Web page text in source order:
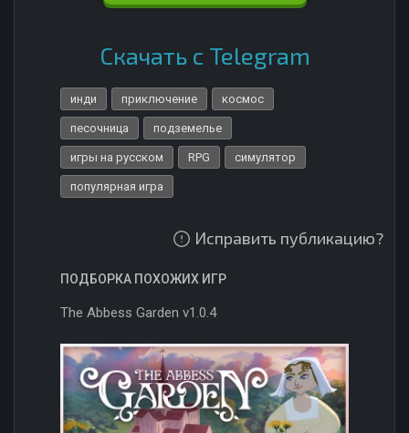
Скачать с Telegram
инди приключение космос
песочница подземелье
игры на русском RPG симулятор
популярная игра
Исправить публикацию?
ПОДБОРКА ПОХОЖИХ ИГР
The Abbess Garden v1.0.4